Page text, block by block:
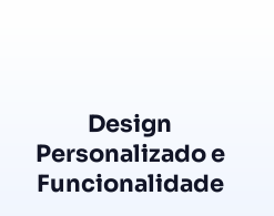
Design
Personalizado e
Funcionalidade